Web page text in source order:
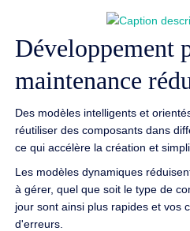
Développement
maintenance
Des modèles intelligents et
réutiliser des composants dans
ce qui accélère la création et
Les modèles dynamiques
à gérer, quel que soit le type de
jour sont ainsi plus rapides et vos
d'erreurs.